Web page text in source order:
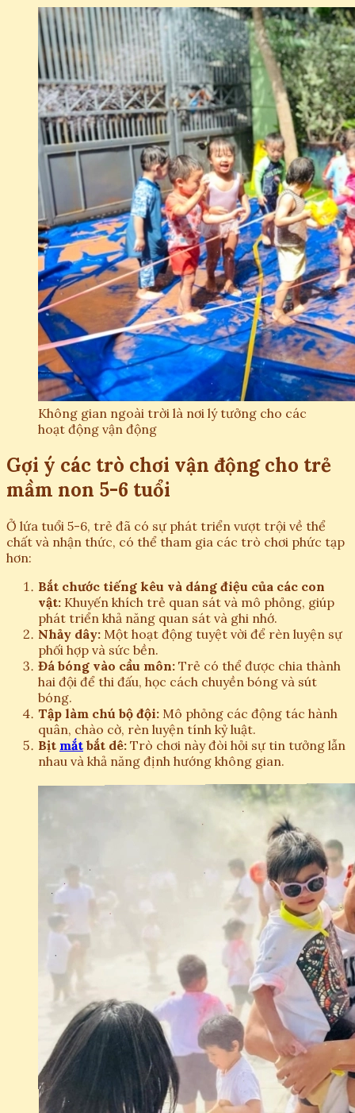
Không gian ngoài trời là nơi lý tưởng cho các
hoạt động vận động
Gợi ý các trò chơi vận động cho trẻ
mầm non 5-6 tuổi
Ở lứa tuổi 5-6, trẻ đã có sự phát triển vượt trội về thể
chất và nhận thức, có thể tham gia các trò chơi phức tạp
hơn:
Bắt chước tiếng kêu và dáng điệu của các con
vật: Khuyến khích trẻ quan sát và mô phỏng, giúp
phát triển khả năng quan sát và ghi nhớ.
Nhảy dây: Một hoạt động tuyệt vời để rèn luyện sự
phối hợp và sức bền.
Đá bóng vào cầu môn: Trẻ có thể được chia thành
hai đội để thi đấu, học cách chuyền bóng và sút
bóng.
Tập làm chú bộ đội: Mô phỏng các động tác hành
quân, chào cờ, rèn luyện tính kỷ luật.
Bịt mắt bắt dê: Trò chơi này đòi hỏi sự tin tưởng lẫn
nhau và khả năng định hướng không gian.